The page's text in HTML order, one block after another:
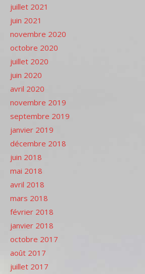
juillet 2021
juin 2021
novembre 2020
octobre 2020
juillet 2020
juin 2020
avril 2020
novembre 2019
septembre 2019
janvier 2019
décembre 2018
juin 2018
mai 2018
avril 2018
mars 2018
février 2018
janvier 2018
octobre 2017
août 2017
juillet 2017